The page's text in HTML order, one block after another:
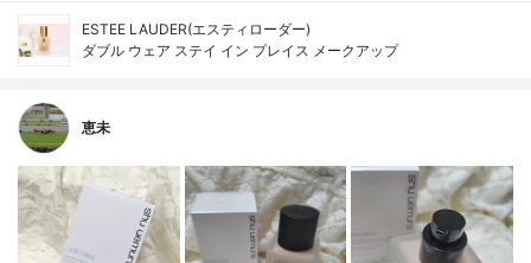
ESTEE LAUDER(エスティローダー)
ダブル ウェア ステイ イン プレイス メークアップ
恵未